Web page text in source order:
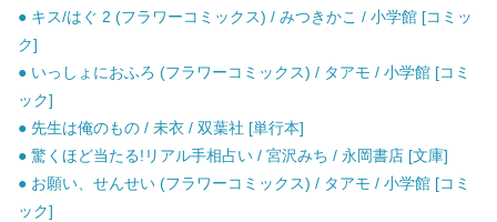
● キス/はぐ 2 (フラワーコミックス) / みつきかこ / 小学館 [コミッ
ク]
● いっしょにおふろ (フラワーコミックス) / タアモ / 小学館 [コミ
ック]
● 先生は俺のもの / 未衣 / 双葉社 [単行本]
● 驚くほど当たる!リアル手相占い / 宮沢みち / 永岡書店 [文庫]
● お願い、せんせい (フラワーコミックス) / タアモ / 小学館 [コミ
ック]